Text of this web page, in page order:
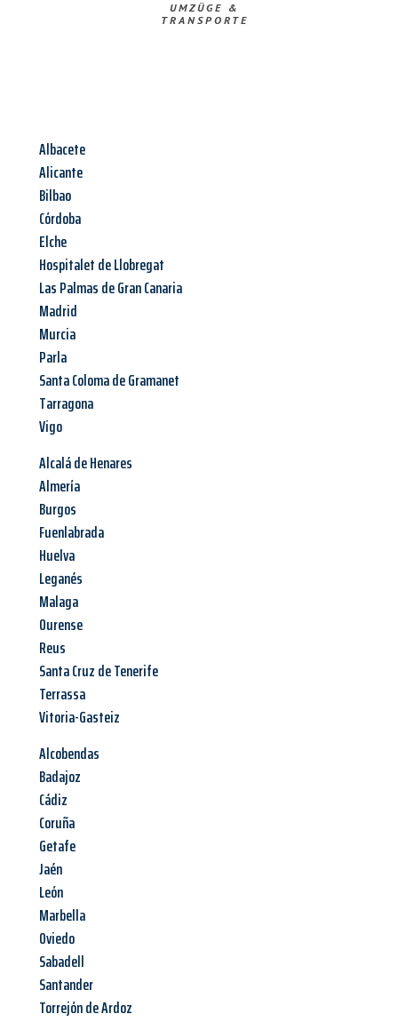
UMZÜGE &
TRANSPORTE
Albacete
Alicante
Bilbao
Córdoba
Elche
Hospitalet de Llobregat
Las Palmas de Gran Canaria
Madrid
Murcia
Parla
Santa Coloma de Gramanet
Tarragona
Vigo
Alcalá de Henares
Almería
Burgos
Fuenlabrada
Huelva
Leganés
Malaga
Ourense
Reus
Santa Cruz de Tenerife
Terrassa
Vitoria-Gasteiz
Alcobendas
Badajoz
Cádiz
Coruña
Getafe
Jaén
León
Marbella
Oviedo
Sabadell
Santander
Torrejón de Ardoz